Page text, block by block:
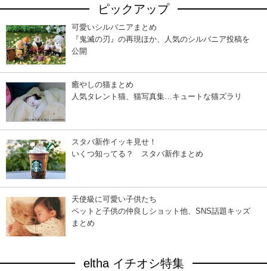
ピックアップ
可愛いシルバニアまとめ
『鬼滅の刃』の再現ほか、人気のシルバニア投稿を
公開
癒やしの猫まとめ
人気タレント猫、猫写真集…キュートな猫ズラリ
スタバ新作イッキ見せ！
いくつ知ってる？ スタバ新作まとめ
天使級に可愛い子供たち
ペットと子供の仲良しショット他、SNS話題キッズ
まとめ
eltha イチオシ特集